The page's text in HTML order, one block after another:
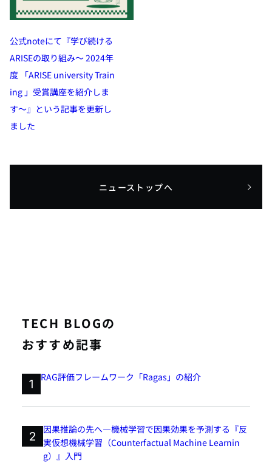
公式noteにて『学び続ける
ARISEの取り組み～ 2024年
度 「ARISE university Train
ing 」受賞講座を紹介しま
す～』という記事を更新し
ました
ニューストップへ
TECH BLOGの
おすすめ記事
1 RAG評価フレームワーク「Ragas」の紹介
2
因果推論の先へ―機械学習で因果効果を予測する『反
実仮想機械学習（Counterfactual Machine Learnin
g）』入門